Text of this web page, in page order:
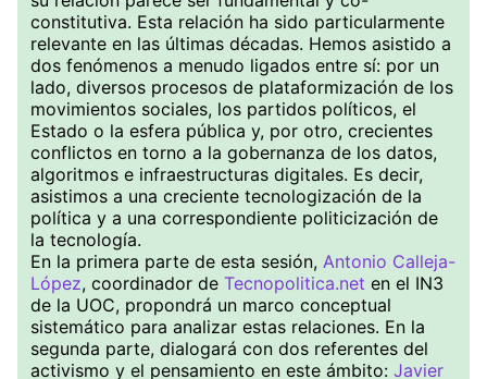
constitutiva. Esta relación ha sido particularmente
relevante en las últimas décadas. Hemos asistido a
dos fenómenos a menudo ligados entre sí: por un
lado, diversos procesos de plataformización de los
movimientos sociales, los partidos políticos, el
Estado o la esfera pública y, por otro, crecientes
conflictos en torno a la gobernanza de los datos,
algoritmos e infraestructuras digitales. Es decir,
asistimos a una creciente tecnologización de la
política y a una correspondiente politicización de
la tecnología.
En la primera parte de esta sesión, Antonio Calleja-
López, coordinador de Tecnopolitica.net en el IN3
de la UOC, propondrá un marco conceptual
sistemático para analizar estas relaciones. En la
segunda parte, dialogará con dos referentes del
activismo y el pensamiento en este ámbito: Javier